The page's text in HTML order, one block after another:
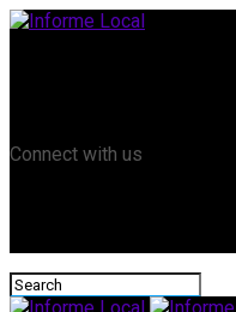
Connect with us